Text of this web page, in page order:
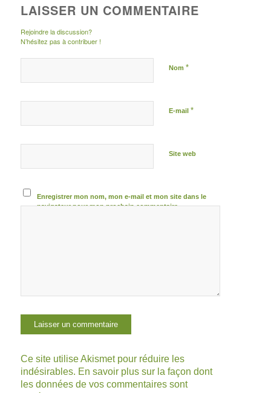
LAISSER UN COMMENTAIRE
Rejoindre la discussion?
N’hésitez pas à contribuer !
Nom *
E-mail *
Site web
Enregistrer mon nom, mon e-mail et mon site dans le
navigateur pour mon prochain commentaire.
Ce site utilise Akismet pour réduire les
indésirables. En savoir plus sur la façon dont
les données de vos commentaires sont